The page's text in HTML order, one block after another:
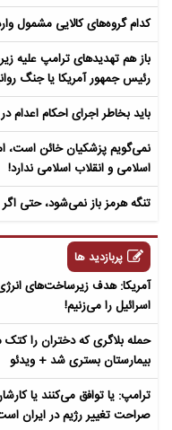
کدام گروه‌های کالایی مشمول
باز هم تهدیدهای ترامپ علیه
رئیس جمهور آمریکا یا جنگ
باید بخاطر اجرای احکام اعدام
نمی‌گویم پزشکیان خائن است،
اسلامی و انقلاب اسلامی ندارد!
تنگه هرمز باز نمی‌شود، حتی
پربازدید ها
آمریکا: هدف زیرساخت‌های
اسرائیل را می‌زنیم!
حمله بلاگری که دختران را
بیمارستان بستری شد + ویدئو
ترامپ: یا توافق می‌کنند یا
صراحت تغییر رژیم در ایران